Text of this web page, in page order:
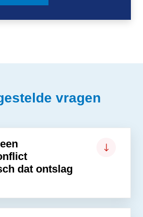
vragen
dat ontslag